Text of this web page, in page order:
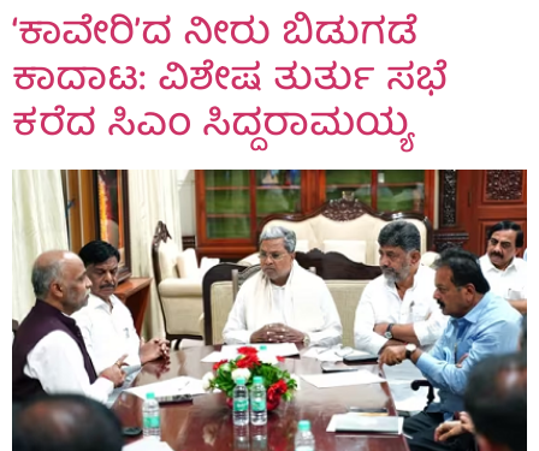
‘ಕಾವೇರಿ’ದ ನೀರು ಬಿಡುಗಡೆ
ಕಾದಾಟ: ವಿಶೇಷ ತುರ್ತು ಸಭೆ
ಕರೆದ ಸಿಎಂ ಸಿದ್ದರಾಮಯ್ಯ